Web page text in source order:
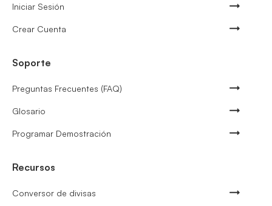
Iniciar Sesión
Crear Cuenta
Soporte
Preguntas Frecuentes (FAQ)
Glosario
Programar Demostración
Recursos
Conversor de divisas